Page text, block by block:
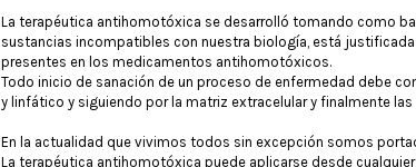
La terapéutica antihomotóxica se desarrolló tomando como
sustancias incompatibles con nuestra biología, está
presentes en los medicamentos antihomotóxicos.
Todo inicio de sanación de un proceso de enfermedad debe
y linfático y siguiendo por la matriz extracelular y finalmente las
En la actualidad que vivimos todos sin excepción somos
La terapéutica antihomotóxica puede aplicarse desde